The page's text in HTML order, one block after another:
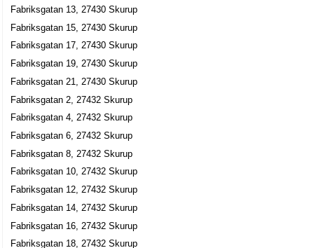
Big Style i Skurup HB
Fabriksgatan 2, 27432 Skurup
Stall Ballykeane HB
0411-43156
Fabriksgatan 4 A, 27432 Skurup
Stall Tin-Tin HB
0411-39415
Fabriksgatan 4 A, 27432 Skurup
Fabriksgatan 13, 27430 Skurup
Fabriksgatan 15, 27430 Skurup
Fabriksgatan 17, 27430 Skurup
Fabriksgatan 19, 27430 Skurup
Fabriksgatan 21, 27430 Skurup
Fabriksgatan 2, 27432 Skurup
Fabriksgatan 4, 27432 Skurup
Fabriksgatan 6, 27432 Skurup
Fabriksgatan 8, 27432 Skurup
Fabriksgatan 10, 27432 Skurup
Fabriksgatan 12, 27432 Skurup
Fabriksgatan 14, 27432 Skurup
Fabriksgatan 16, 27432 Skurup
Fabriksgatan 18, 27432 Skurup